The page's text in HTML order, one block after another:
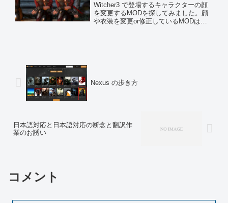
Witcher3 で登場するキャラクターの顔
を変更するMODを探してみました。顔
や衣装を変更or修正しているMODは数
Nexus の歩き方
日本語対応と日本語対応の断念と翻訳作
業のお誘い
コメント